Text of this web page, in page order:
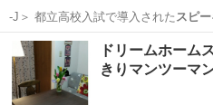
-J＞ 都立高校入試で導入された スピ
寧に発音指導…
東京 町田市 マンツ
ドリームホー
きりマンツー